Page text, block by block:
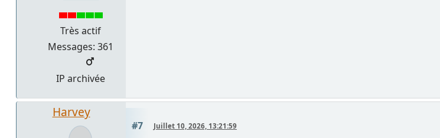
Très actif
Messages: 361
IP archivée
Harvey
#7 Juillet 10, 2026, 13:21:59